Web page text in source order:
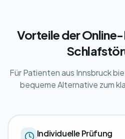
Vorteile der
Für Patienten aus Innsbruck
bequeme Alternative zum
Individuelle Prüfung